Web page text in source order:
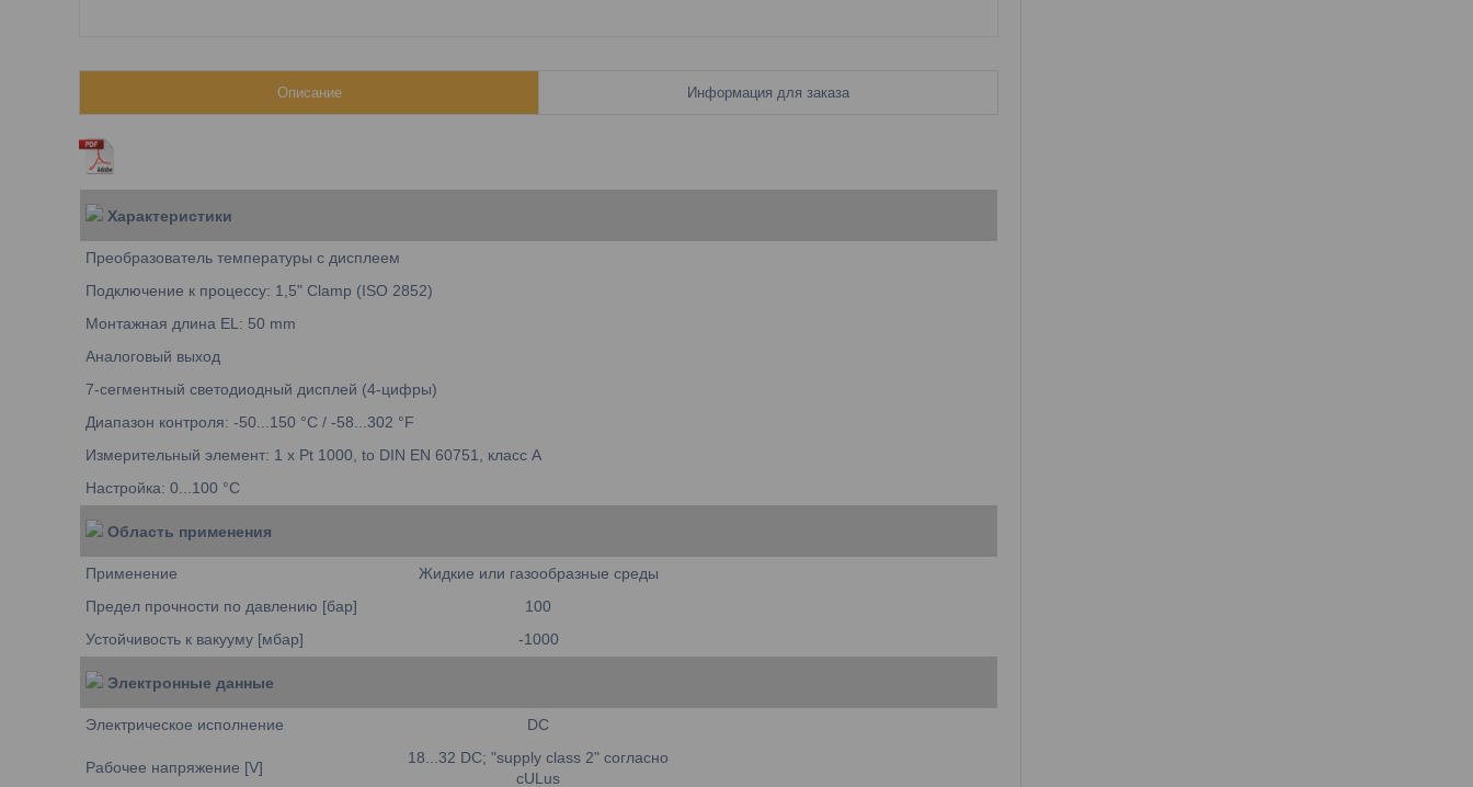
Описание Информация для заказа
Характеристики
Преобразователь температуры с дисплеем
Подключение к процессу: 1,5" Clamp (ISO 2852)
Монтажная длина EL: 50 mm
Аналоговый выход
7-сегментный светодиодный дисплей (4-цифры)
Диапазон контроля: -50...150 °C / -58...302 °F
Измерительный элемент: 1 x Pt 1000, to DIN EN 60751, класс A
Настройка: 0...100 °C
Область применения
Применение
Жидкие или газообразные среды
Предел прочности по давлению [бар]
100
Устойчивость к вакууму [мбар]
-1000
Электронные данные
Электрическое исполнение DC
Рабочее напряжение [V]
18...32 DC; "supply class 2" согласно
cULus